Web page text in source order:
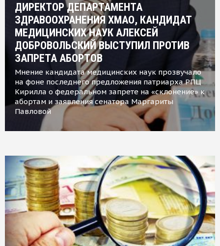
ДИРЕКТОР ДЕПАРТАМЕНТА
ЗДРАВООХРАНЕНИЯ ХМАО, КАНДИДАТ
МЕДИЦИНСКИХ НАУК АЛЕКСЕЙ
ДОБРОВОЛЬСКИЙ ВЫСТУПИЛ ПРОТИВ
ЗАПРЕТА АБОРТОВ
Мнение кандидата медицинских наук прозвучало
на фоне последнего предложения патриарха РПЦ
Кирилла о федеральном запрете на «склонение» к
абортам и заявления сенатора Маргариты
Павловой